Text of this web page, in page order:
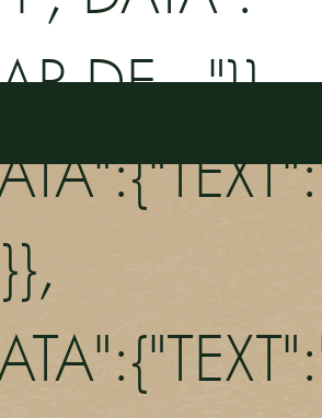
DE..."}},